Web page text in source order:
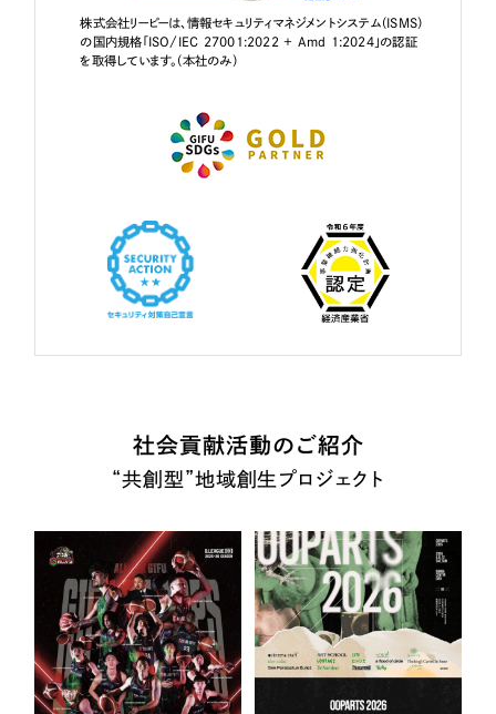
株式会社リーピーは、情報セキュリティマネジメントシステム（ISMS）
の国内規格「ISO/IEC 27001:2022 + Amd 1:2024」の認証
を取得しています。（本社のみ）
社会貢献活動のご紹介
“共創型”地域創生プロジェクト